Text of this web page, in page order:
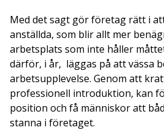
Med det sagt gör företag rätt i
anställda, som blir allt mer
arbetsplats som inte håller
därför, i år, läggas på att vässa
arbetsupplevelse. Genom att
professionell introduktion, kan
position och få människor att
stanna i företaget.